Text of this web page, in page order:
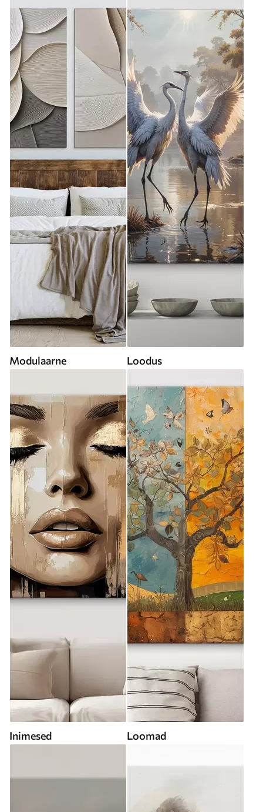
Modulaarne Loodus
Inimesed Loomad